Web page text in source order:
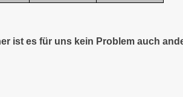
ist es für uns kein Problem auch